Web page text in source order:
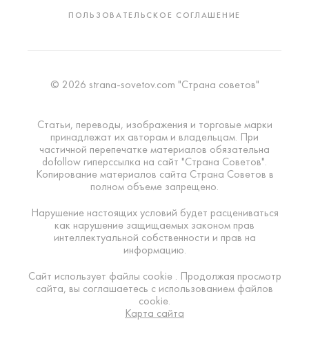
ПОЛЬЗОВАТЕЛЬСКОЕ СОГЛАШЕНИЕ
© 2026 strana-sovetov.com "Страна советов"
Статьи, переводы, изображения и торговые марки
принадлежат их авторам и владельцам. При
частичной перепечатке материалов обязательна
dofollow гиперссылка на сайт "Страна Советов".
Копирование материалов сайта Страна Советов в
полном объеме запрещено.
Нарушение настоящих условий будет расцениваться
как нарушение защищаемых законом прав
интеллектуальной собственности и прав на
информацию.
Сайт использует файлы cookie . Продолжая просмотр
сайта, вы соглашаетесь с использованием файлов
cookie.
Карта сайта